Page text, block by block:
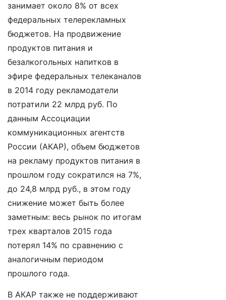
занимает около 8% от всех
федеральных телерекламных
бюджетов. На продвижение
продуктов питания и
безалкогольных напитков в
эфире федеральных телеканалов
в 2014 году рекламодатели
потратили 22 млрд руб. По
данным Ассоциации
коммуникационных агентств
России (АКАР), объем бюджетов
на рекламу продуктов питания в
прошлом году сократился на 7%,
до 24,8 млрд руб., в этом году
снижение может быть более
заметным: весь рынок по итогам
трех кварталов 2015 года
потерял 14% по сравнению с
аналогичным периодом
прошлого года.
В АКАР также не поддерживают